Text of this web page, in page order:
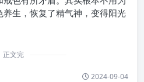
生，恢复了精气神，变得阳光
正文完
2024-09-04